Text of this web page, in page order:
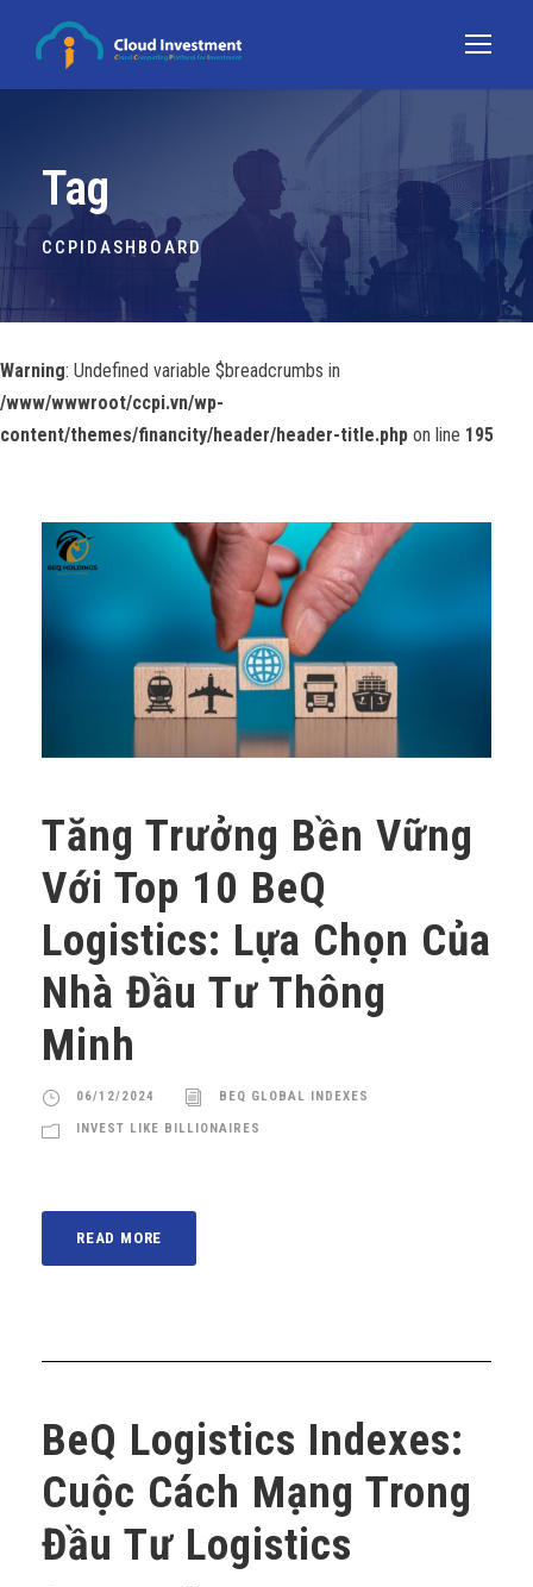
Tag
CCPIDASHBOARD
Warning: Undefined variable $breadcrumbs in
/www/wwwroot/ccpi.vn/wp-
content/themes/financity/header/header-title.php on line 195
Tăng Trưởng Bền Vững
Với Top 10 BeQ
Logistics: Lựa Chọn Của
Nhà Đầu Tư Thông
Minh
06/12/2024 BEQ GLOBAL INDEXES
INVEST LIKE BILLIONAIRES
READ MORE
BeQ Logistics Indexes:
Cuộc Cách Mạng Trong
Đầu Tư Logistics